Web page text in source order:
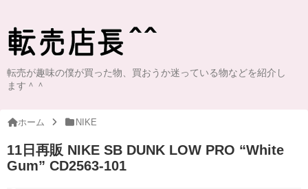
転売が趣味の僕が買った物、買おうか迷っている物などを紹介し
ます＾＾
ホーム NIKE
11日再販 NIKE SB DUNK LOW PRO “White
Gum” CD2563-101